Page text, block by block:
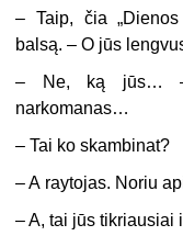
– Taip, čia
balsą. – O jūs
– Ne, ką jūs… –
narkomanas…
– Tai ko skambinat?
– A raytojas. Noriu
– A, tai jūs tikriausiai